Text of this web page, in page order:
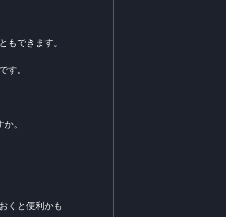
もできます。
す。
。
くと便利かも